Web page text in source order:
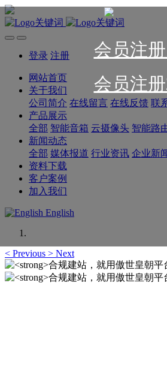
会员注册
会员注
登录 注册
网站首页
关于我们
公司简介 在线留言 在线反馈 联
产品展示
全部 智能音箱 云摄像头 智能路
新闻动态
全部 媒体报道 行业资讯 企业新
资料下载
客户案例
加入我们
English
< Previous > Next